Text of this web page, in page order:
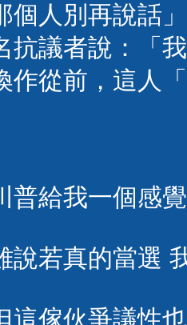
個人別再說話
抗議者說：「
作從前，這人
普給我一個感
說若真的當選
這傢伙爭議性